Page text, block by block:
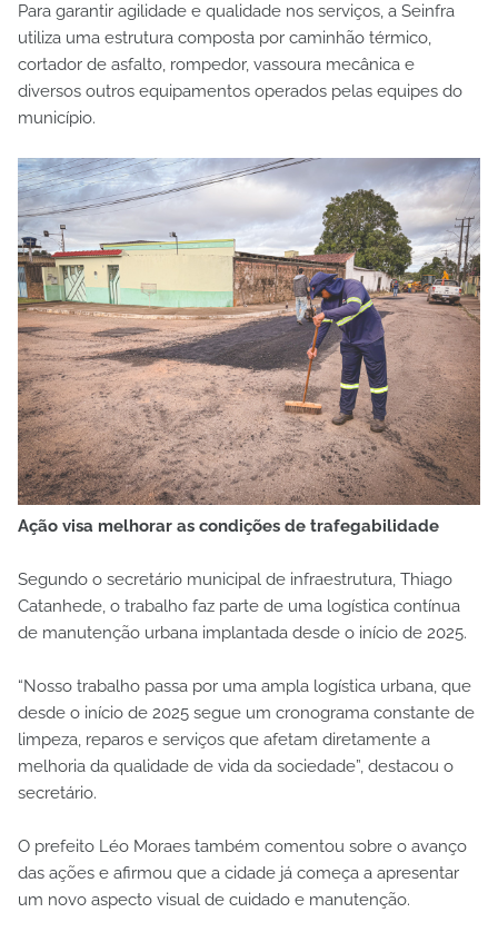
Para garantir agilidade e qualidade nos serviços, a Seinfra
utiliza uma estrutura composta por caminhão térmico,
cortador de asfalto, rompedor, vassoura mecânica e
diversos outros equipamentos operados pelas equipes do
município.
Ação visa melhorar as condições de trafegabilidade
Segundo o secretário municipal de infraestrutura, Thiago
Catanhede, o trabalho faz parte de uma logística contínua
de manutenção urbana implantada desde o início de 2025.
“Nosso trabalho passa por uma ampla logística urbana, que
desde o início de 2025 segue um cronograma constante de
limpeza, reparos e serviços que afetam diretamente a
melhoria da qualidade de vida da sociedade”, destacou o
secretário.
O prefeito Léo Moraes também comentou sobre o avanço
das ações e afirmou que a cidade já começa a apresentar
um novo aspecto visual de cuidado e manutenção.